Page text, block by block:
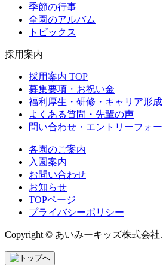
季節の行事
全園のアルバム
トピックス
採用案内
採用案内 TOP
募集要項・お祝い金
福利厚生・研修・キャリア形成
よくある質問・先輩の声
問い合わせ・エントリーフォ
各園のご案内
入園案内
お問い合わせ
お知らせ
TOPページ
プライバシーポリシー
Copyright © あいみーキッズ株式会社.